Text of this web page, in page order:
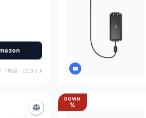
・検証・口コミ
DOWN
%